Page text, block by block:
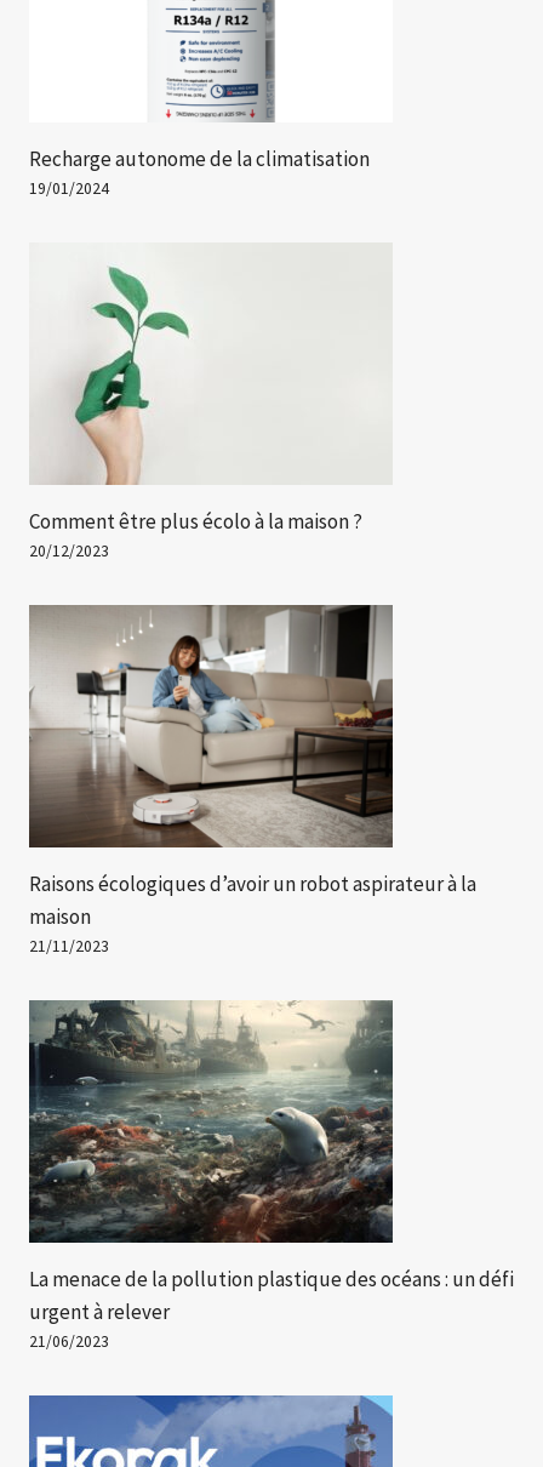
Recharge autonome de la climatisation
19/01/2024
Comment être plus écolo à la maison ?
20/12/2023
Raisons écologiques d’avoir un robot aspirateur à la
maison
21/11/2023
La menace de la pollution plastique des océans : un défi
urgent à relever
21/06/2023